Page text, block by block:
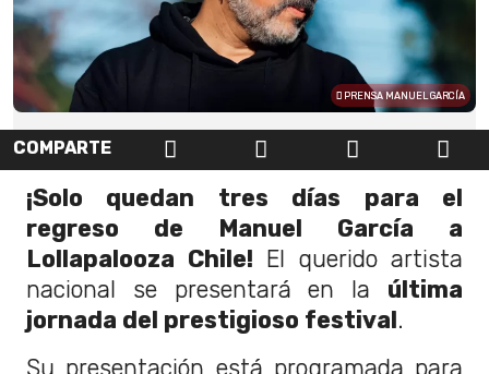
PRENSA MANUEL GARCÍA
COMPARTE
¡Solo quedan tres días para el
regreso de Manuel García a
Lollapalooza Chile! El querido artista
nacional se presentará en la última
jornada del prestigioso festival.
Su presentación está programada para